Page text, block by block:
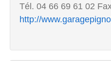
Tél. 04 66 69 61 02
http://